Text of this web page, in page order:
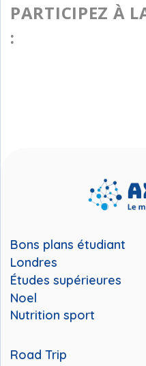
PARTICIPEZ À
:
Bons plans étudiant
Londres
Études supérieures
Noel
Nutrition sport
Road Trip